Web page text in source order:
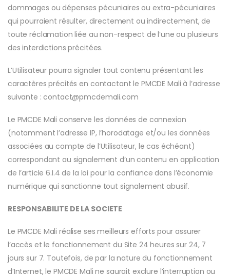
dommages ou dépenses pécuniaires ou extra-pécuniaires
qui pourraient résulter, directement ou indirectement, de
toute réclamation liée au non-respect de l’une ou plusieurs
des interdictions précitées.
L’Utilisateur pourra signaler tout contenu présentant les
caractères précités en contactant le PMCDE Mali à l’adresse
suivante : contact@pmcdemali.com
Le PMCDE Mali conserve les données de connexion
(notamment l’adresse IP, l’horodatage et/ou les données
associées au compte de l’Utilisateur, le cas échéant)
correspondant au signalement d’un contenu en application
de l’article 6.I.4 de la loi pour la confiance dans l’économie
numérique qui sanctionne tout signalement abusif.
RESPONSABILITE DE LA SOCIETE
Le PMCDE Mali réalise ses meilleurs efforts pour assurer
l’accès et le fonctionnement du Site 24 heures sur 24, 7
jours sur 7. Toutefois, de par la nature du fonctionnement
d’Internet, le PMCDE Mali ne saurait exclure l’interruption ou